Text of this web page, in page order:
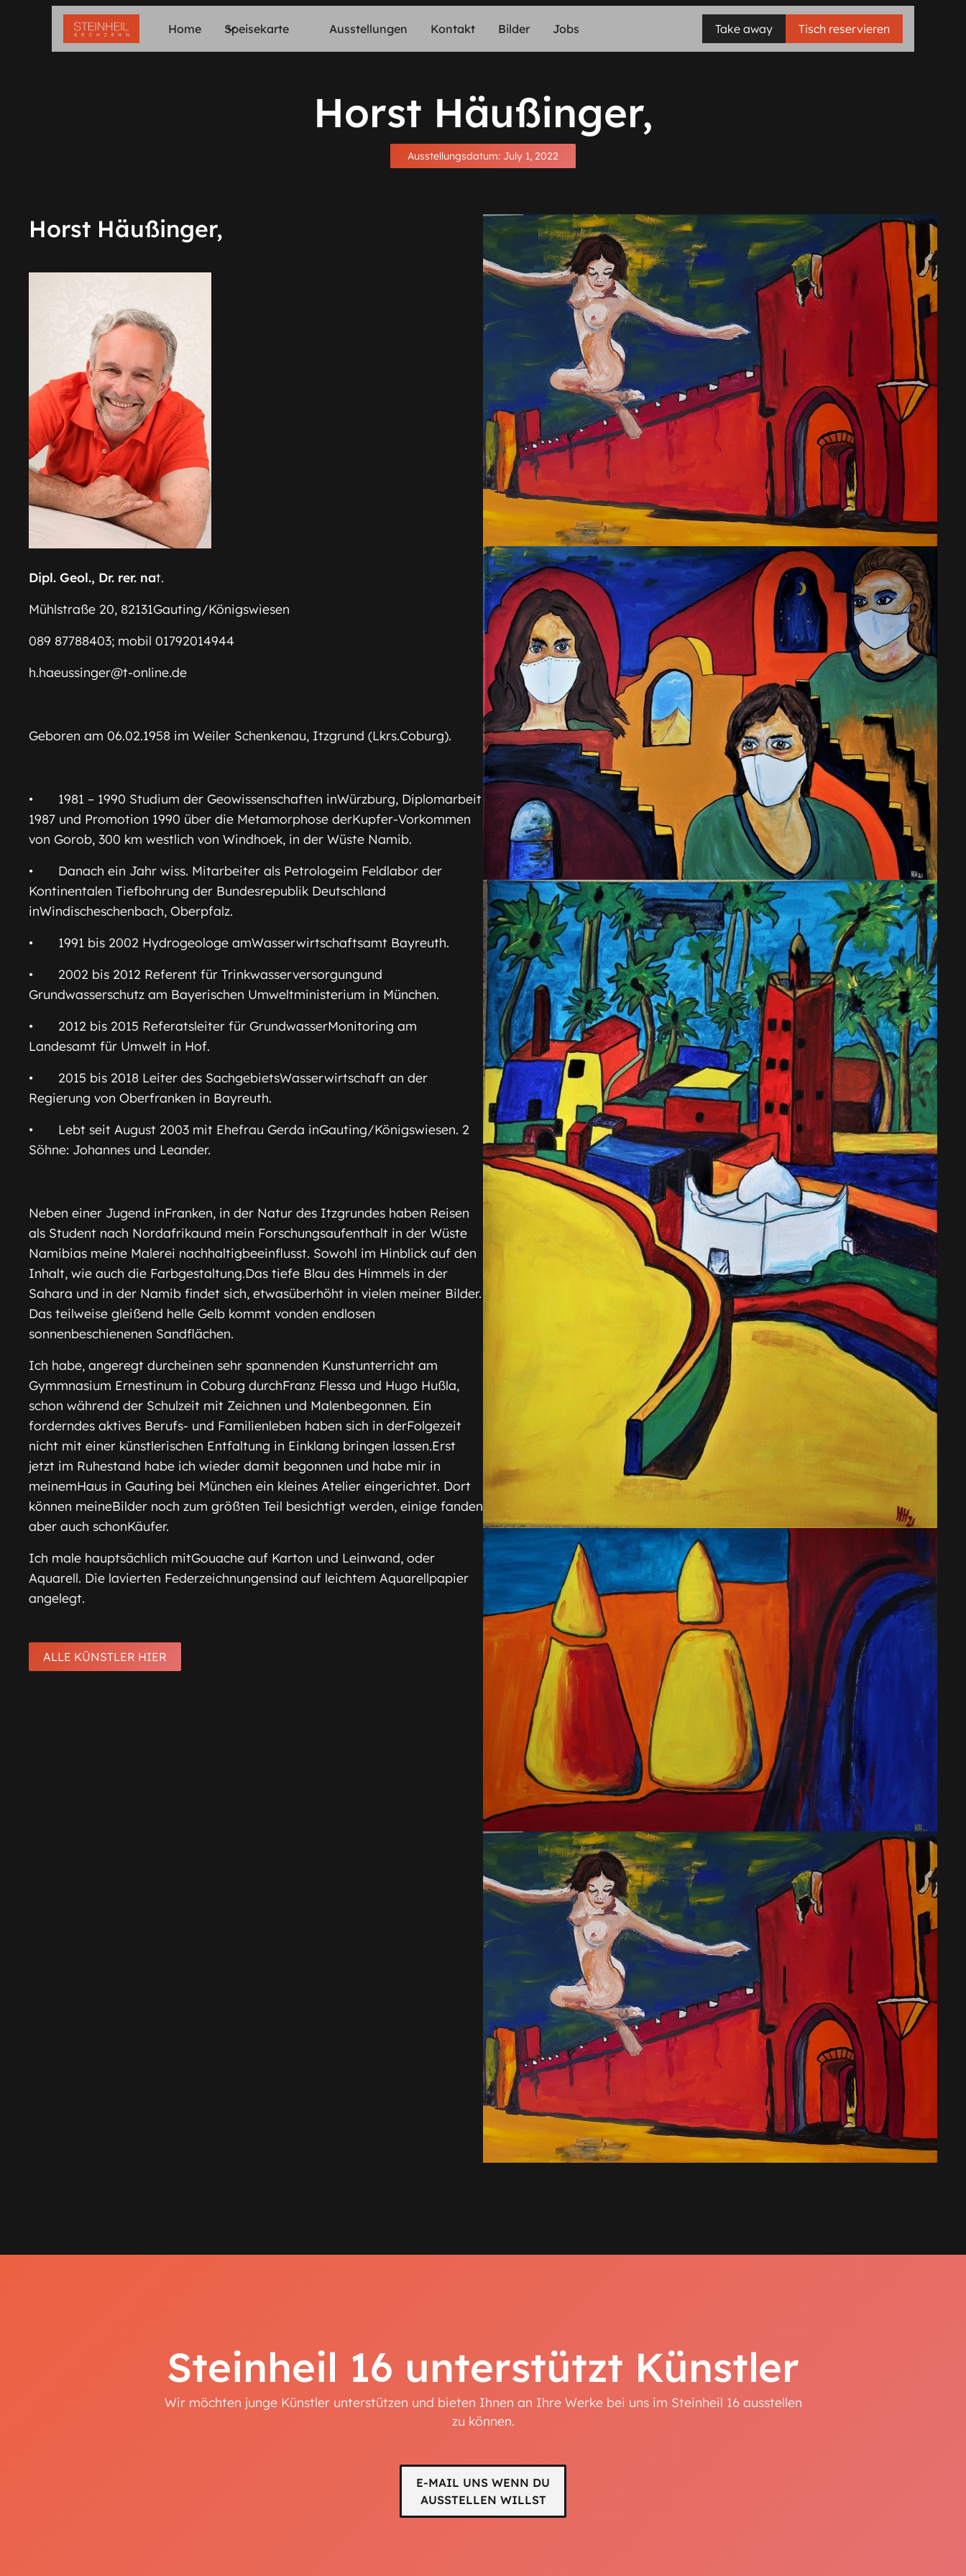
Home Speisekarte Ausstellungen Kontakt Bilder Jobs Take away Tisch reservieren
Horst Häußinger,
Ausstellungsdatum: July 1, 2022
Horst Häußinger,
Dipl. Geol., Dr. rer. nat.
Mühlstraße 20, 82131Gauting/Königswiesen
089 87788403; mobil 01792014944
h.haeussinger@t-online.de
Geboren am 06.02.1958 im Weiler Schenkenau, Itzgrund (Lkrs.Coburg).
• 1981 – 1990 Studium der Geowissenschaften inWürzburg, Diplomarbeit
1987 und Promotion 1990 über die Metamorphose derKupfer-Vorkommen
von Gorob, 300 km westlich von Windhoek, in der Wüste Namib.
• Danach ein Jahr wiss. Mitarbeiter als Petrologeim Feldlabor der
Kontinentalen Tiefbohrung der Bundesrepublik Deutschland
inWindischeschenbach, Oberpfalz.
• 1991 bis 2002 Hydrogeologe amWasserwirtschaftsamt Bayreuth.
• 2002 bis 2012 Referent für Trinkwasserversorgungund
Grundwasserschutz am Bayerischen Umweltministerium in München.
• 2012 bis 2015 Referatsleiter für GrundwasserMonitoring am
Landesamt für Umwelt in Hof.
• 2015 bis 2018 Leiter des SachgebietsWasserwirtschaft an der
Regierung von Oberfranken in Bayreuth.
• Lebt seit August 2003 mit Ehefrau Gerda inGauting/Königswiesen. 2
Söhne: Johannes und Leander.
Neben einer Jugend inFranken, in der Natur des Itzgrundes haben Reisen
als Student nach Nordafrikaund mein Forschungsaufenthalt in der Wüste
Namibias meine Malerei nachhaltigbeeinflusst. Sowohl im Hinblick auf den
Inhalt, wie auch die Farbgestaltung.Das tiefe Blau des Himmels in der
Sahara und in der Namib findet sich, etwasüberhöht in vielen meiner Bilder.
Das teilweise gleißend helle Gelb kommt vonden endlosen
sonnenbeschienenen Sandflächen.
Ich habe, angeregt durcheinen sehr spannenden Kunstunterricht am
Gymmnasium Ernestinum in Coburg durchFranz Flessa und Hugo Hußla,
schon während der Schulzeit mit Zeichnen und Malenbegonnen. Ein
forderndes aktives Berufs- und Familienleben haben sich in derFolgezeit
nicht mit einer künstlerischen Entfaltung in Einklang bringen lassen.Erst
jetzt im Ruhestand habe ich wieder damit begonnen und habe mir in
meinemHaus in Gauting bei München ein kleines Atelier eingerichtet. Dort
können meineBilder noch zum größten Teil besichtigt werden, einige fanden
aber auch schonKäufer.
Ich male hauptsächlich mitGouache auf Karton und Leinwand, oder
Aquarell. Die lavierten Federzeich­nungensind auf leichtem Aquarellpapier
angelegt.
ALLE KÜNSTLER HIER
Steinheil 16 unterstützt Künstler
Wir möchten junge Künstler unterstützen und bieten Ihnen an Ihre Werke bei uns im Steinheil 16 ausstellen
zu können.
E-MAIL UNS WENN DU
AUSSTELLEN WILLST